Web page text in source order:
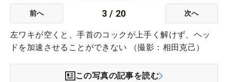
前へ 3 / 20 次へ
左ワキが空くと、手首のコックが上手く解けず、ヘッ
ドを加速させることができない （撮影：相田克己）
この写真の記事を読む